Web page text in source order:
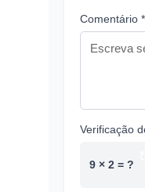
Comentário *
Verificação
9 × 2 = ?